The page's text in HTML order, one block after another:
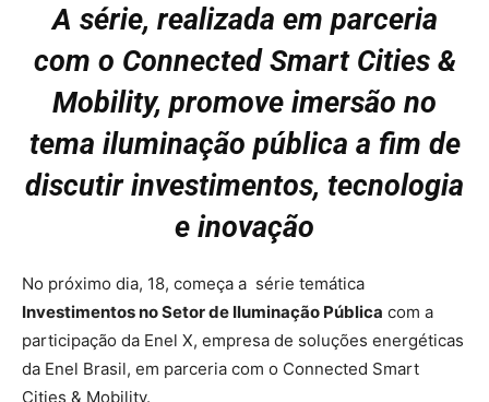
A série, realizada em parceria
com o Connected Smart Cities &
Mobility, promove imersão no
tema iluminação pública a fim de
discutir investimentos, tecnologia
e inovação
No próximo dia, 18, começa a série temática
Investimentos no Setor de Iluminação Pública com a
participação da Enel X, empresa de soluções energéticas
da Enel Brasil, em parceria com o Connected Smart
Cities & Mobility.